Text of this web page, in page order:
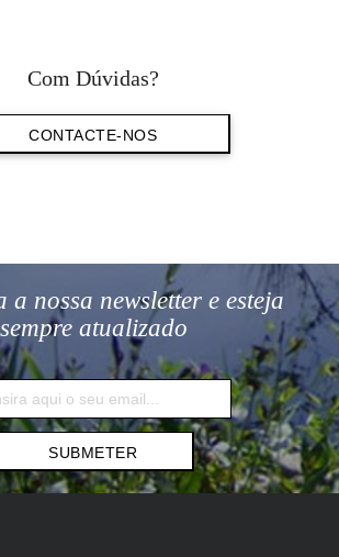
Com Dúvidas?
CONTACTE-NOS
a nossa newsletter e esteja
sempre atualizado
SUBMETER